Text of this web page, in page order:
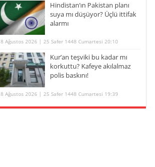
Hindistan’ın Pakistan planı
suya mı düşüyor? Üçlü ittifak
alarmı
8 Ağustos 2026 | 25 Safer 1448 Cumartesi 20:10
Kur’an teşviki bu kadar mı
korkuttu? Kafeye akılalmaz
polis baskını!
8 Ağustos 2026 | 25 Safer 1448 Cumartesi 19:39